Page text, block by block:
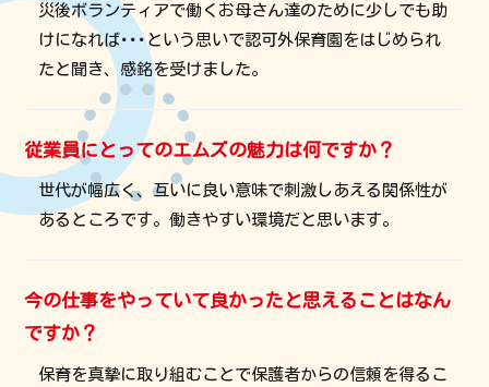
災後ボランティアで働くお母さん達のために少しでも助
けになれば･･･という思いで認可外保育園をはじめられ
たと聞き、感銘を受けました。
従業員にとってのエムズの魅力は何ですか？
世代が幅広く、互いに良い意味で刺激しあえる関係性が
あるところです。働きやすい環境だと思います。
今の仕事をやっていて良かったと思えることはなん
ですか？
保育を真摯に取り組むことで保護者からの信頼を得るこ